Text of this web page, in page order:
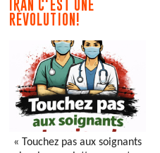
IRAN C'EST UNE
RÉVOLUTION!
« Touchez pas aux soignants